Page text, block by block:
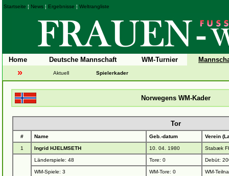
Startseite ¦ News ¦ Ergebnisse ¦ Weltrangliste
Home Deutsche Mannschaft WM-Turnier
» Aktuell Spielerkader
Norwegens WM-Kader
Tor
# Name Geb.-datum Verein
1 Ingrid HJELMSETH 10. 04. 1980 Stabæk
Länderspiele: 48 Tore: 0 Debüt:
WM-Spiele: 3 WM-Tore: 0 WM-